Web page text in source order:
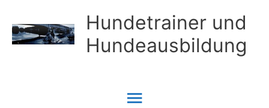
Inhalt
springen
Hundetrainer und
Hundeausbildung
Hauptmenü